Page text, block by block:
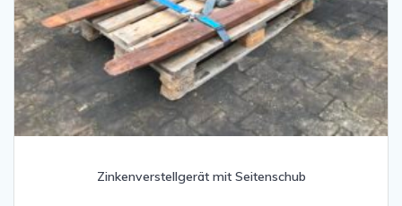
Zinkenverstellgerät mit Seitenschub